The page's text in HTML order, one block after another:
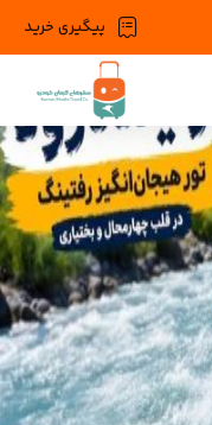
پیگیری خرید